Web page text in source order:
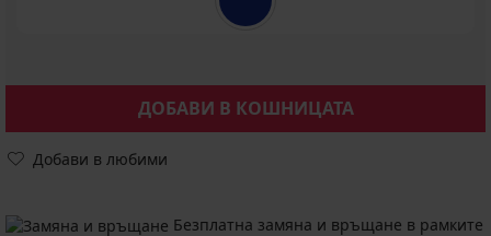
ДОБАВИ В КОШНИЦАТА
Добави в любими
Безплатна замяна и връщане в рамките